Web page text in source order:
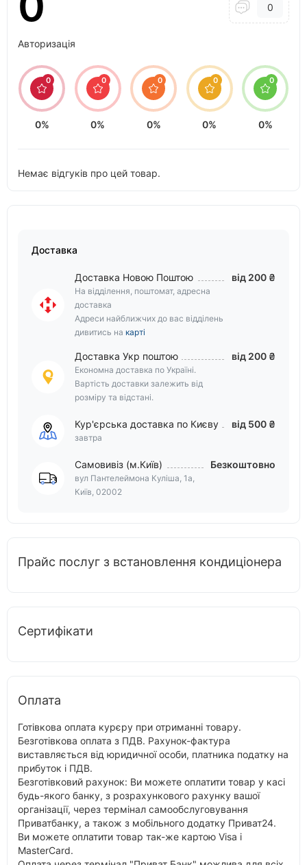
0
Авторизація
0
0%
0
0%
0
0%
0
0%
0
0%
Немає відгуків про цей товар.
Доставка
Доставка Новою Поштою
На відділення, поштомат, адресна
доставка
Адреси найближчих до вас відділень
дивитись на карті
від 200 ₴
Доставка Укр поштою
Економна доставка по Україні.
Вартість доставки залежить від
розміру та відстані.
від 200 ₴
Кур'єрська доставка по Києву
завтра
від 500 ₴
Самовивіз (м.Київ)
вул Пантелеймона Куліша, 1а,
Київ, 02002
Безкоштовно
Прайс послуг з встановлення кондиціонера
Сертифікати
Оплата
Готівкова оплата курєру при отриманні товару.
Безготівкова оплата з ПДВ. Рахунок-фактура
виставляється від юридичної особи, платника податку на
прибуток і ПДВ.
Безготівковий рахунок: Ви можете оплатити товар у касі
будь-якого банку, з розрахункового рахунку вашої
організації, через термінал самообслуговування
Приватбанку, а також з мобільного додатку Приват24.
Ви можете оплатити товар так-же картою Visa і
MasterCard.